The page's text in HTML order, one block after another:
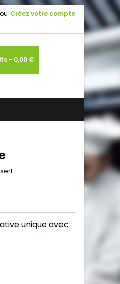
ou Créez votre compte
- 0,00 €
unique avec